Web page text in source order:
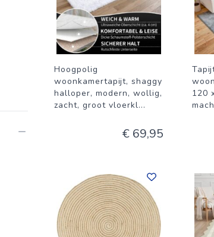
Hoogpolig
woonkamertapijt, shaggy
halloper, modern, wollig,
zacht, groot vloerkl...
€ 69,95
120